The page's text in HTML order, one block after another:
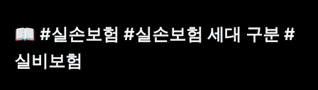
📖 #실손보험 #실손보험 세대 구분 #
실비보험